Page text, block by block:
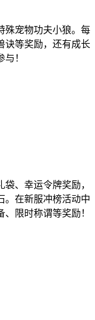
殊宠物功夫小狼。每
诀等奖励，还有成长
！
、幸运令牌奖励，
。在新服冲榜活动中
限时称谓等奖励！